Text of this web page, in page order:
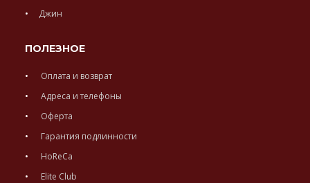
Джин
ПОЛЕЗНОЕ
Оплата и возврат
Адреса и телефоны
Оферта
Гарантия подлинности
HoReCa
Elite Club